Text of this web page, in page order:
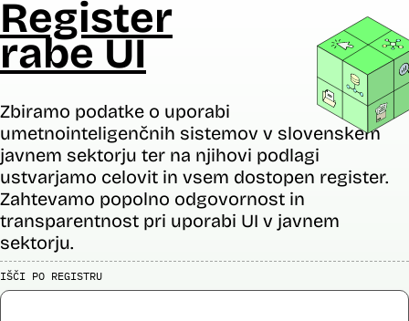
Register
rabe UI
Zbiramo podatke o uporabi
umetnointeligenčnih sistemov v slovenskem
javnem sektorju ter na njihovi podlagi
ustvarjamo celovit in vsem dostopen register.
Zahtevamo popolno odgovornost in
transparentnost pri uporabi UI v javnem
sektorju.
IŠČI PO REGISTRU